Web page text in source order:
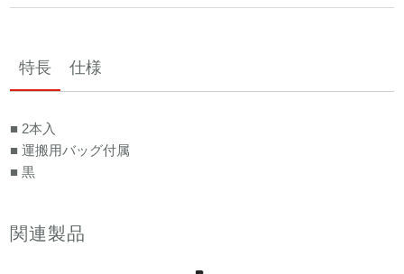
特長 仕様
■ 2本入
■ 運搬用バッグ付属
■ 黒
関連製品